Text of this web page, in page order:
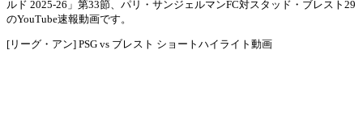
ルド 2025-26」第33節、パリ・サンジェルマンFC対スタッド・ブレスト29
のYouTube速報動画です。
[リーグ・アン] PSG vs ブレスト ショートハイライト動画